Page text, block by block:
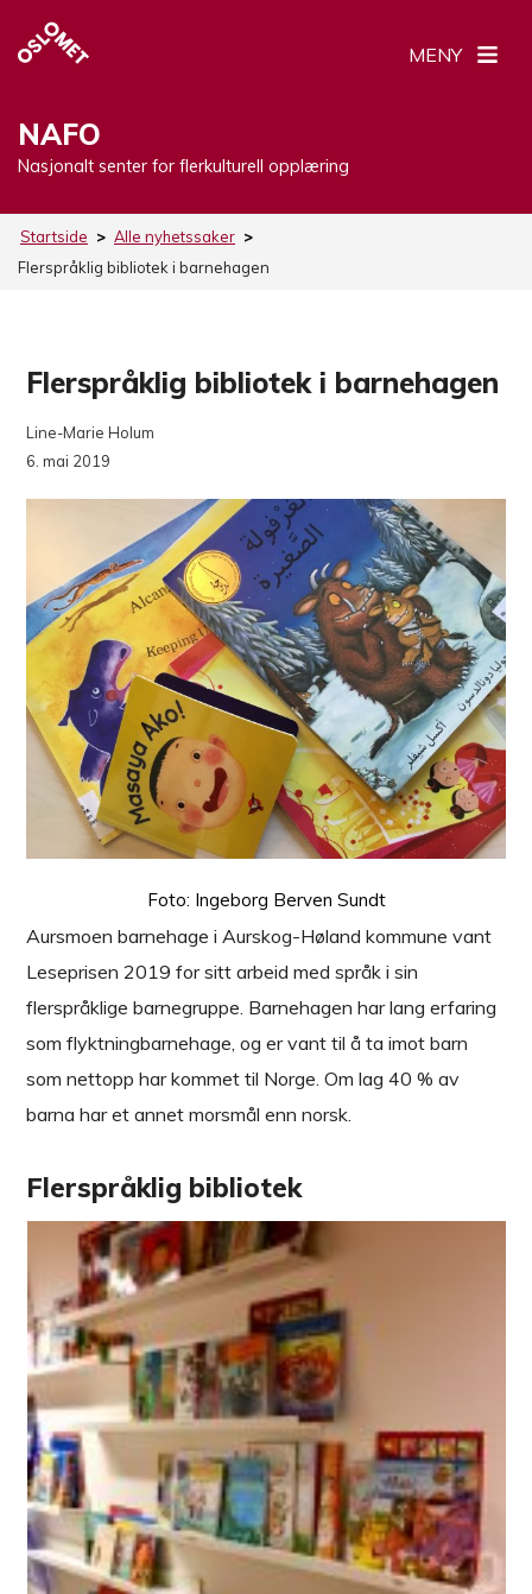
NAFO
Nasjonalt senter for flerkulturell opplæring
MENY
Startside > Alle nyhetssaker >
Flerspråklig bibliotek i barnehagen
Flerspråklig bibliotek i barnehagen
Line-Marie Holum
6. mai 2019
Foto: Ingeborg Berven Sundt
Aursmoen barnehage i Aurskog-Høland kommune vant
Leseprisen 2019 for sitt arbeid med språk i sin
flerspråklige barnegruppe. Barnehagen har lang erfaring
som flyktningbarnehage, og er vant til å ta imot barn
som nettopp har kommet til Norge. Om lag 40 % av
barna har et annet morsmål enn norsk.
Flerspråklig bibliotek